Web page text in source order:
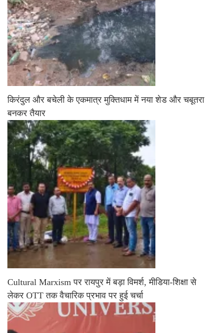
किरंदुल और बचेली के एकमात्र मुक्तिधाम में नया शेड और चबूतरा
बनकर तैयार
Cultural Marxism पर रायपुर में बड़ा विमर्श, मीडिया-शिक्षा से
लेकर OTT तक वैचारिक प्रभाव पर हुई चर्चा